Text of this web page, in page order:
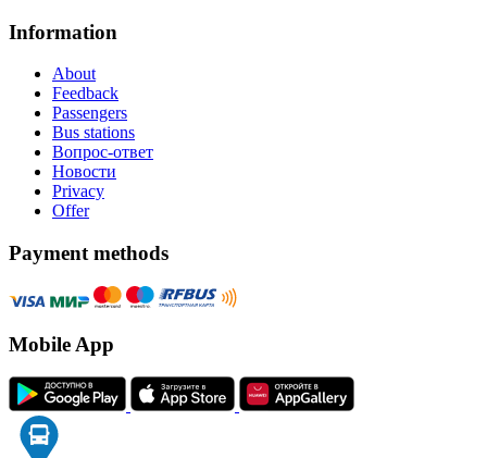
Information
About
Feedback
Passengers
Bus stations
Вопрос-ответ
Новости
Privacy
Offer
Payment methods
Mobile App